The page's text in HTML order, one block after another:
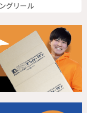
グリール